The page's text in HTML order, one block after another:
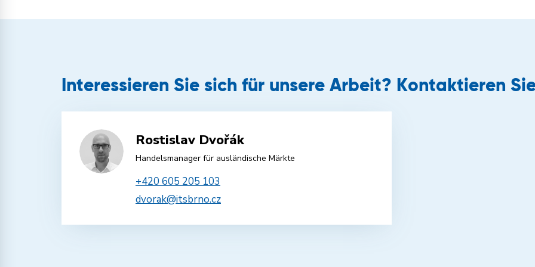
Interessieren Sie sich für unsere Arbeit? Kontaktieren
Rostislav Dvořák
Handelsmanager für ausländische Märkte
+420 605 205 103
dvorak@itsbrno.cz